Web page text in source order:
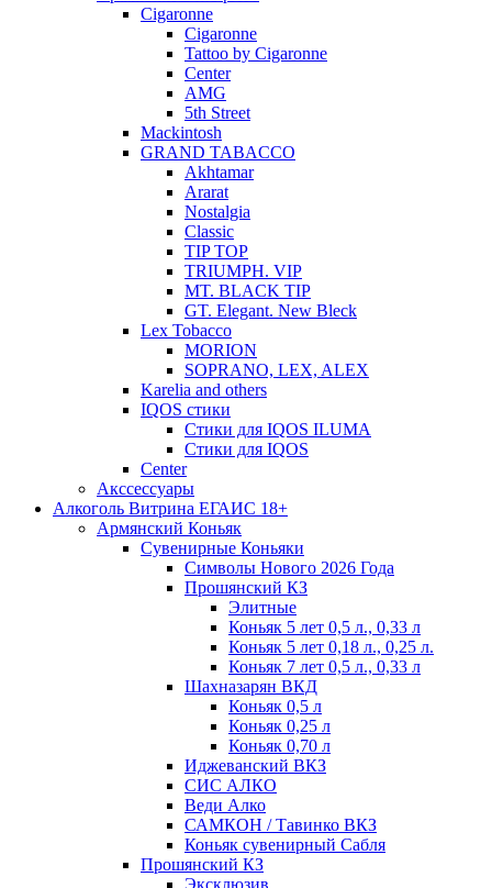
Cigaronne
Cigaronne
Tattoo by Cigaronne
Center
AMG
5th Street
Mackintosh
GRAND TABACCO
Akhtamar
Ararat
Nostalgia
Classic
TIP TOP
TRIUMPH. VIP
MT. BLACK TIP
GT. Elegant. New Bleck
Lex Tobacco
MORION
SOPRANO, LEX, ALEX
Karelia and others
IQOS стики
Стики для IQOS ILUMA
Стики для IQOS
Сenter
Акссессуары
Алкоголь Витрина ЕГАИС 18+
Армянский Коньяк
Сувенирные Коньяки
Символы Нового 2026 Года
Прошянский КЗ
Элитные
Коньяк 5 лет 0,5 л., 0,33 л
Коньяк 5 лет 0,18 л., 0,25 л.
Коньяк 7 лет 0,5 л., 0,33 л
Шахназарян ВКД
Коньяк 0,5 л
Коньяк 0,25 л
Коньяк 0,70 л
Иджеванский ВКЗ
СИС АЛКО
Веди Алко
САМКОН / Тавинко ВКЗ
Коньяк сувенирный Сабля
Прошянский КЗ
Эксклюзив